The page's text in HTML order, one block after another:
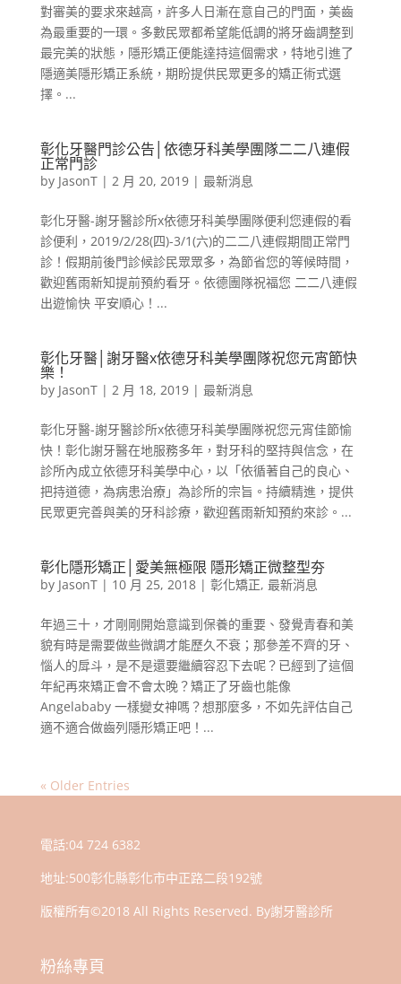
對審美的要求來越高，許多人日漸在意自己的門面，美齒
為最重要的一環。多數民眾都希望能低調的將牙齒調整到
最完美的狀態，隱形矯正便能達持這個需求，特地引進了
隱適美隱形矯正系統，期盼提供民眾更多的矯正術式選
擇。...
彰化牙醫門診公告│依德牙科美學團隊二二八連假
正常門診
by JasonT| 2 月 20, 2019| 最新消息
彰化牙醫-謝牙醫診所x依德牙科美學團隊便利您連假的看
診便利，2019/2/28(四)-3/1(六)的二二八連假期間正常門
診！假期前後門診候診民眾眾多，為節省您的等候時間，
歡迎舊雨新知提前預約看牙。依德團隊祝福您 二二八連假
出遊愉快 平安順心！...
彰化牙醫│謝牙醫x依德牙科美學團隊祝您元宵節快
樂！
by JasonT| 2 月 18, 2019| 最新消息
彰化牙醫-謝牙醫診所x依德牙科美學團隊祝您元宵佳節愉
快！彰化謝牙醫在地服務多年，對牙科的堅持與信念，在
診所內成立依德牙科美學中心，以「依循著自己的良心、
把持道德，為病患治療」為診所的宗旨。持續精進，提供
民眾更完善與美的牙科診療，歡迎舊雨新知預約來診。...
彰化隱形矯正│愛美無極限 隱形矯正微整型夯
by JasonT| 10 月 25, 2018| 彰化矯正, 最新消息
年過三十，才剛剛開始意識到保養的重要、發覺青春和美
貌有時是需要做些微調才能歷久不衰；那參差不齊的牙、
惱人的戽斗，是不是還要繼續容忍下去呢？已經到了這個
年紀再來矯正會不會太晚？矯正了牙齒也能像
Angelababy 一樣變女神嗎？想那麼多，不如先評估自己
適不適合做齒列隱形矯正吧！...
« Older Entries
電話:04 724 6382
地址:500彰化縣彰化市中正路二段192號
版權所有©2018 All Rights Reserved. By謝牙醫診所
粉絲專頁